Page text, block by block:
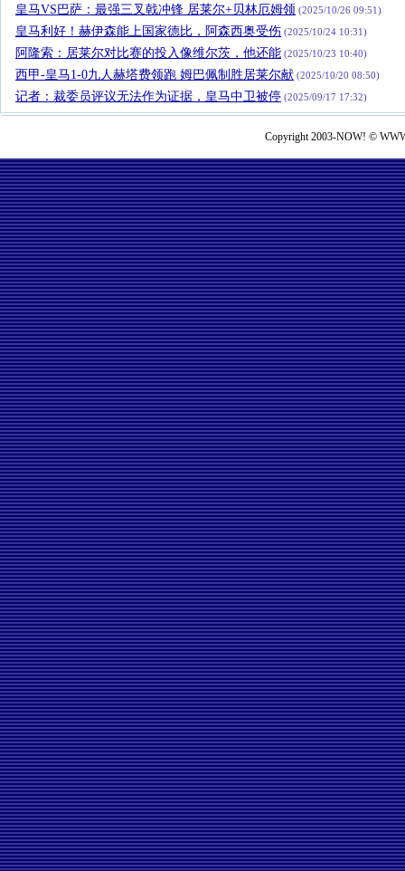
皇马VS巴萨：最强三叉戟冲锋 居莱尔+贝林厄姆领 (2025/10/26 09:51)
皇马利好！赫伊森能上国家德比，阿森西奥受伤 (2025/10/24 10:31)
阿隆索：居莱尔对比赛的投入像维尔茨，他还能 (2025/10/23 10:40)
西甲-皇马1-0九人赫塔费领跑 姆巴佩制胜居莱尔献 (2025/10/20 08:50)
记者：裁委员评议无法作为证据，皇马中卫被停 (2025/09/17 17:32)
Copyright 2003-NOW! ©